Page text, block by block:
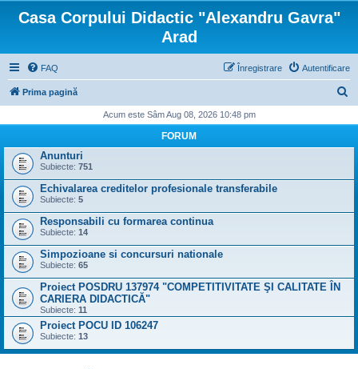
Casa Corpului Didactic "Alexandru Gavra"
Arad
FAQ Autentificare
Înregistrare
Prima pagină
t
Acum este Sâm Aug 08, 2026 10:48 pm
FORUM
Anunturi
Subiecte: 751
Echivalarea creditelor profesionale transferabile
Subiecte: 5
Responsabili cu formarea continua
Subiecte: 14
Simpozioane si concursuri nationale
Subiecte: 65
Proiect POSDRU 137974 "COMPETITIVITATE ŞI CALITATE ÎN
CARIERA DIDACTICĂ"
Subiecte: 11
Proiect POCU ID 106247
Subiecte: 13